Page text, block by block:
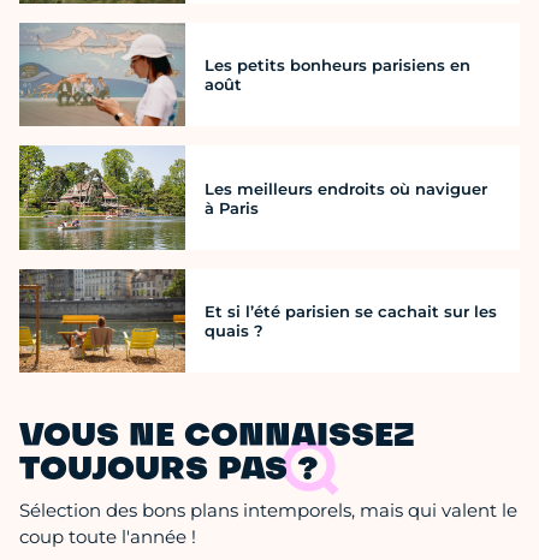
Les petits bonheurs parisiens en
août
Les meilleurs endroits où naviguer
à Paris
Et si l’été parisien se cachait sur les
quais ?
VOUS NE CONNAISSEZ
TOUJOURS PAS ?
Sélection des bons plans intemporels, mais qui valent le
coup toute l'année !